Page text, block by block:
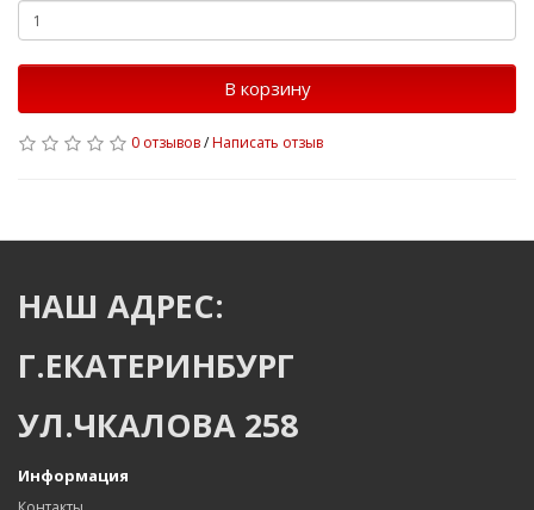
В корзину
0 отзывов/Написать отзыв
НАШ АДРЕС:
Г.ЕКАТЕРИНБУРГ
УЛ.ЧКАЛОВА 258
Информация